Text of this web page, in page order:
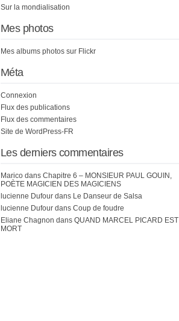
Sur la mondialisation
Mes photos
Mes albums photos sur Flickr
Méta
Connexion
Flux des publications
Flux des commentaires
Site de WordPress-FR
Les derniers commentaires
Marico dans Chapitre 6 – MONSIEUR PAUL GOUIN,
POÈTE MAGICIEN DES MAGICIENS
lucienne Dufour dans Le Danseur de Salsa
lucienne Dufour dans Coup de foudre
Eliane Chagnon dans QUAND MARCEL PICARD EST
MORT